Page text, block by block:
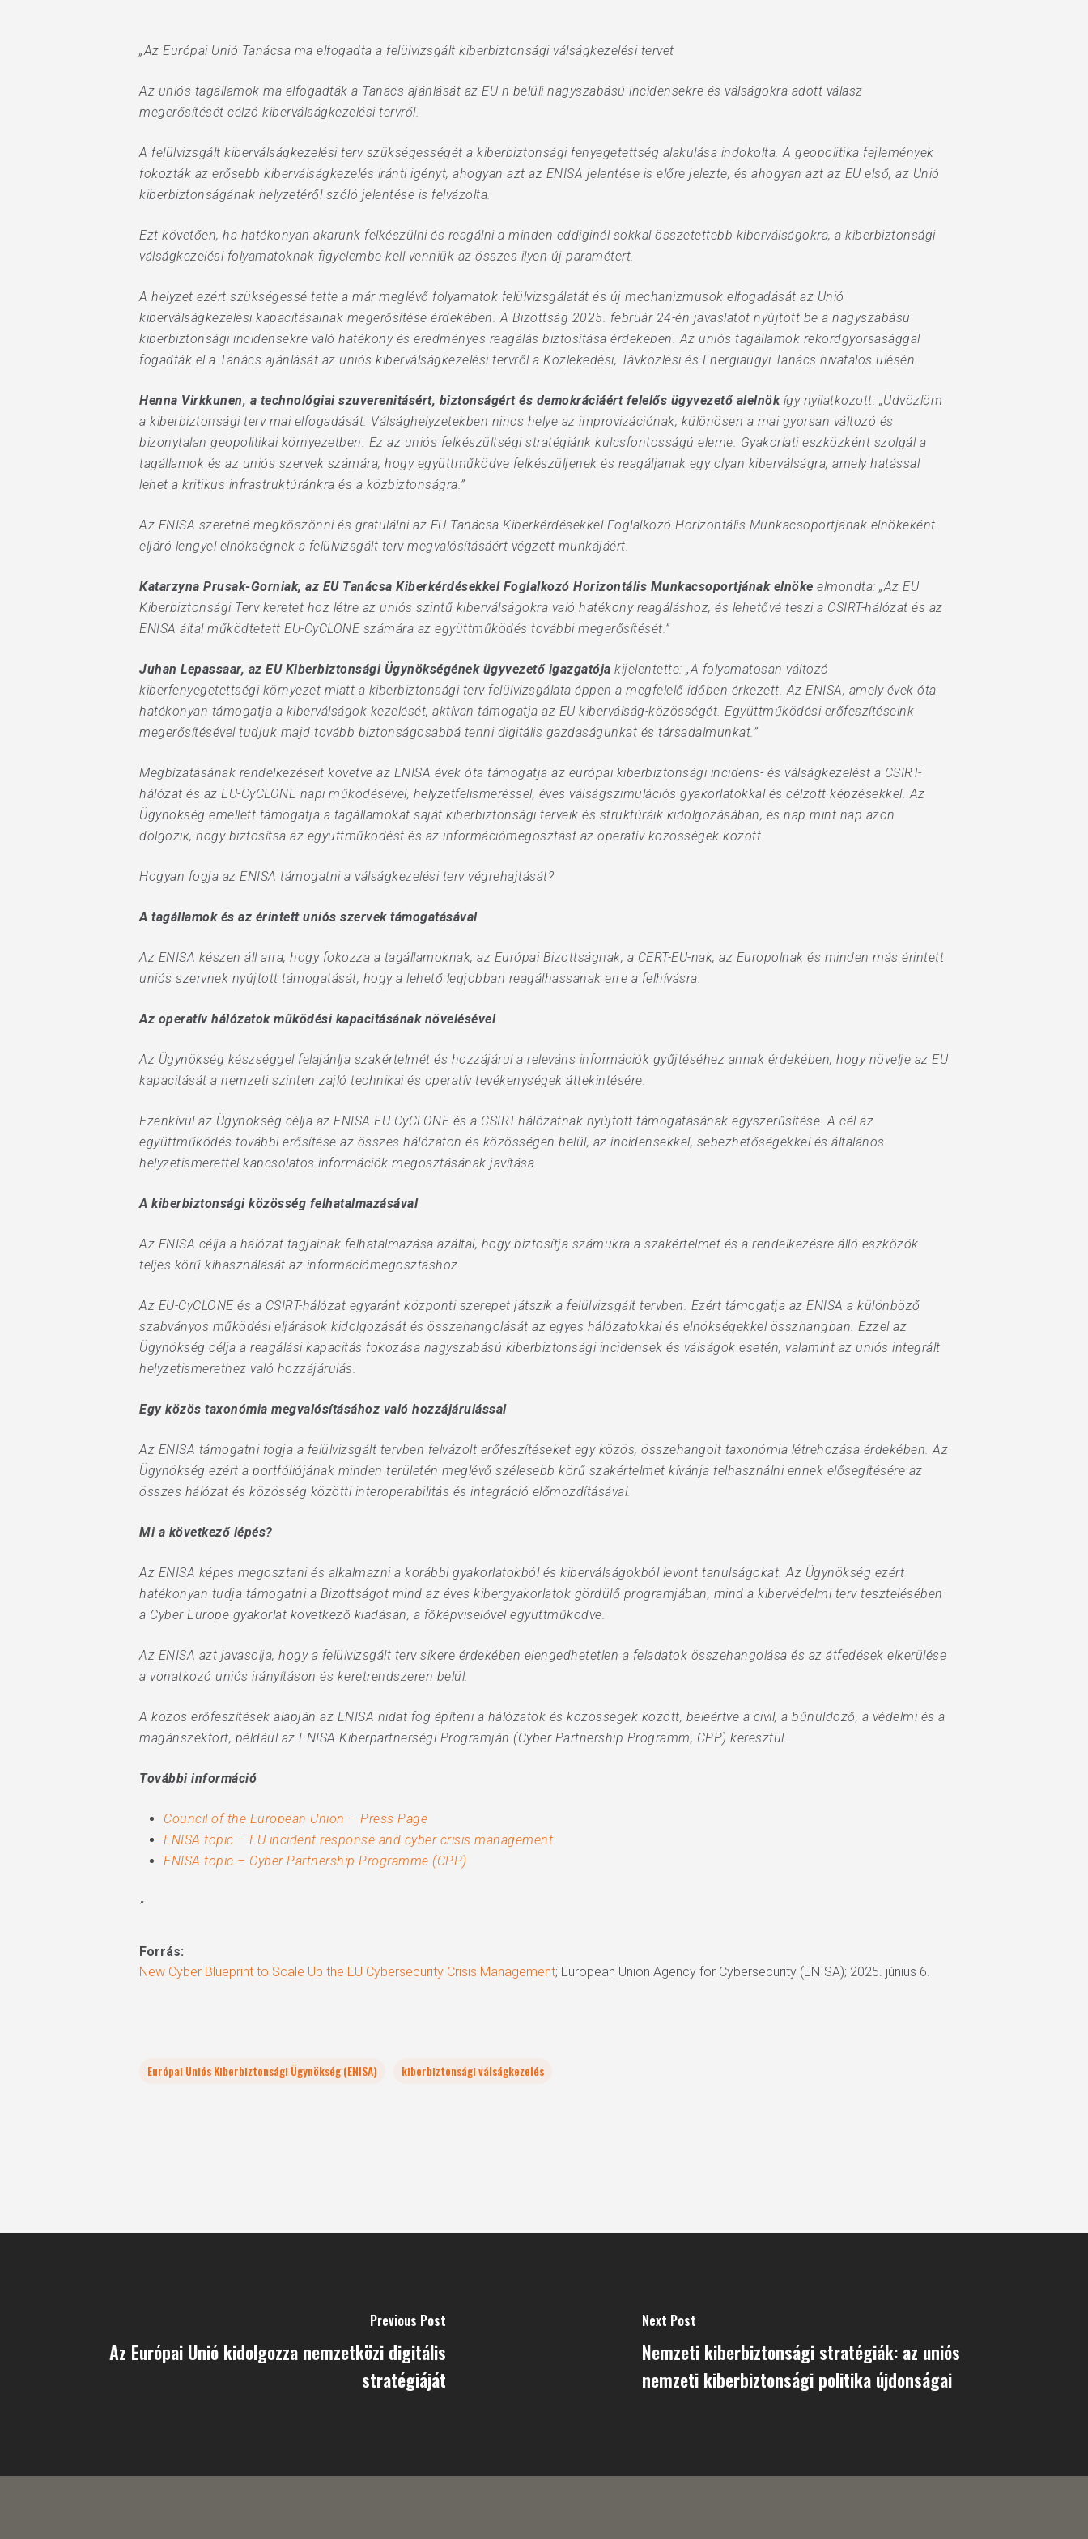
Hit enter to search or ESC to close
„Az Európai Unió Tanácsa ma elfogadta a felülvizsgált kiberbiztonsági válságkezelési tervet
Az uniós tagállamok ma elfogadták a Tanács ajánlását az EU-n belüli nagyszabású incidensekre és válságokra adott válasz
megerősítését célzó kiberválságkezelési tervről.
A felülvizsgált kiberválságkezelési terv szükségességét a kiberbiztonsági fenyegetettség alakulása indokolta. A geopolitika fejlemények
fokozták az erősebb kiberválságkezelés iránti igényt, ahogyan azt az ENISA jelentése is előre jelezte, és ahogyan azt az EU első, az Unió
kiberbiztonságának helyzetéről szóló jelentése is felvázolta.
Ezt követően, ha hatékonyan akarunk felkészülni és reagálni a minden eddiginél sokkal összetettebb kiberválságokra, a kiberbiztonsági
válságkezelési folyamatoknak figyelembe kell venniük az összes ilyen új paramétert.
A helyzet ezért szükségessé tette a már meglévő folyamatok felülvizsgálatát és új mechanizmusok elfogadását az Unió
kiberválságkezelési kapacitásainak megerősítése érdekében. A Bizottság 2025. február 24-én javaslatot nyújtott be a nagyszabású
kiberbiztonsági incidensekre való hatékony és eredményes reagálás biztosítása érdekében. Az uniós tagállamok rekordgyorsasággal
fogadták el a Tanács ajánlását az uniós kiberválságkezelési tervről a Közlekedési, Távközlési és Energiaügyi Tanács hivatalos ülésén.
Henna Virkkunen, a technológiai szuverenitásért, biztonságért és demokráciáért felelős ügyvezető alelnökígy nyilatkozott: „Üdvözlöm
a kiberbiztonsági terv mai elfogadását. Válsághelyzetekben nincs helye az improvizációnak, különösen a mai gyorsan változó és
bizonytalan geopolitikai környezetben. Ez az uniós felkészültségi stratégiánk kulcsfontosságú eleme. Gyakorlati eszközként szolgál a
tagállamok és az uniós szervek számára, hogy együttműködve felkészüljenek és reagáljanak egy olyan kiberválságra, amely hatással
lehet a kritikus infrastruktúránkra és a közbiztonságra.”
Az ENISA szeretné megköszönni és gratulálni az EU Tanácsa Kiberkérdésekkel Foglalkozó Horizontális Munkacsoportjának elnökeként
eljáró lengyel elnökségnek a felülvizsgált terv megvalósításáért végzett munkájáért.
Katarzyna Prusak-Gorniak, az EU Tanácsa Kiberkérdésekkel Foglalkozó Horizontális Munkacsoportjának elnöke elmondta: „Az EU
Kiberbiztonsági Terv keretet hoz létre az uniós szintű kiberválságokra való hatékony reagáláshoz, és lehetővé teszi a CSIRT-hálózat és az
ENISA által működtetett EU-CyCLONE számára az együttműködés további megerősítését.”
Juhan Lepassaar, az EU Kiberbiztonsági Ügynökségének ügyvezető igazgatója kijelentette: „A folyamatosan változó
kiberfenyegetettségi környezet miatt a kiberbiztonsági terv felülvizsgálata éppen a megfelelő időben érkezett. Az ENISA, amely évek óta
hatékonyan támogatja a kiberválságok kezelését, aktívan támogatja az EU kiberválság-közösségét. Együttműködési erőfeszítéseink
megerősítésével tudjuk majd tovább biztonságosabbá tenni digitális gazdaságunkat és társadalmunkat.”
Megbízatásának rendelkezéseit követve az ENISA évek óta támogatja az európai kiberbiztonsági incidens- és válságkezelést a CSIRT-
hálózat és az EU-CyCLONE napi működésével, helyzetfelismeréssel, éves válságszimulációs gyakorlatokkal és célzott képzésekkel. Az
Ügynökség emellett támogatja a tagállamokat saját kiberbiztonsági terveik és struktúráik kidolgozásában, és nap mint nap azon
dolgozik, hogy biztosítsa az együttműködést és az információmegosztást az operatív közösségek között.
Hogyan fogja az ENISA támogatni a válságkezelési terv végrehajtását?
A tagállamok és az érintett uniós szervek támogatásával
Az ENISA készen áll arra, hogy fokozza a tagállamoknak, az Európai Bizottságnak, a CERT-EU-nak, az Europolnak és minden más érintett
uniós szervnek nyújtott támogatását, hogy a lehető legjobban reagálhassanak erre a felhívásra.
Az operatív hálózatok működési kapacitásának növelésével
Az Ügynökség készséggel felajánlja szakértelmét és hozzájárul a releváns információk gyűjtéséhez annak érdekében, hogy növelje az EU
kapacitását a nemzeti szinten zajló technikai és operatív tevékenységek áttekintésére.
Ezenkívül az Ügynökség célja az ENISA EU-CyCLONE és a CSIRT-hálózatnak nyújtott támogatásának egyszerűsítése. A cél az
együttműködés további erősítése az összes hálózaton és közösségen belül, az incidensekkel, sebezhetőségekkel és általános
helyzetismerettel kapcsolatos információk megosztásának javítása.
A kiberbiztonsági közösség felhatalmazásával
Az ENISA célja a hálózat tagjainak felhatalmazása azáltal, hogy biztosítja számukra a szakértelmet és a rendelkezésre álló eszközök
teljes körű kihasználását az információmegosztáshoz.
Az EU-CyCLONE és a CSIRT-hálózat egyaránt központi szerepet játszik a felülvizsgált tervben. Ezért támogatja az ENISA a különböző
szabványos működési eljárások kidolgozását és összehangolását az egyes hálózatokkal és elnökségekkel összhangban. Ezzel az
Ügynökség célja a reagálási kapacitás fokozása nagyszabású kiberbiztonsági incidensek és válságok esetén, valamint az uniós integrált
helyzetismerethez való hozzájárulás.
Egy közös taxonómia megvalósításához való hozzájárulással
Az ENISA támogatni fogja a felülvizsgált tervben felvázolt erőfeszítéseket egy közös, összehangolt taxonómia létrehozása érdekében. Az
Ügynökség ezért a portfóliójának minden területén meglévő szélesebb körű szakértelmet kívánja felhasználni ennek elősegítésére az
összes hálózat és közösség közötti interoperabilitás és integráció előmozdításával.
Mi a következő lépés?
Az ENISA képes megosztani és alkalmazni a korábbi gyakorlatokból és kiberválságokból levont tanulságokat. Az Ügynökség ezért
hatékonyan tudja támogatni a Bizottságot mind az éves kibergyakorlatok gördülő programjában, mind a kibervédelmi terv tesztelésében
a Cyber ​​Europe gyakorlat következő kiadásán, a főképviselővel együttműködve.
Az ENISA azt javasolja, hogy a felülvizsgált terv sikere érdekében elengedhetetlen a feladatok összehangolása és az átfedések elkerülése
a vonatkozó uniós irányításon és keretrendszeren belül.
A közös erőfeszítések alapján az ENISA hidat fog építeni a hálózatok és közösségek között, beleértve a civil, a bűnüldöző, a védelmi és a
magánszektort, például az ENISA Kiberpartnerségi Programján (Cyber Partnership Programm, CPP) keresztül.
További információ
Council of the European Union – Press Page
ENISA topic – EU incident response and cyber crisis management
ENISA topic – Cyber Partnership Programme (CPP)
”
Forrás:
New Cyber Blueprint to Scale Up the EU Cybersecurity Crisis Management; European Union Agency for Cybersecurity (ENISA); 2025. június 6.
Európai Uniós Kiberbiztonsági Ügynökség (ENISA) kiberbiztonsági válságkezelés
Previous Post
Az Európai Unió kidolgozza nemzetközi digitális
stratégiáját
Next Post
Nemzeti kiberbiztonsági stratégiák: az uniós
nemzeti kiberbiztonsági politika újdonságai